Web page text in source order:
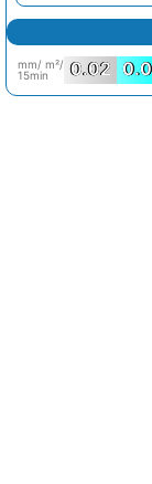
mm/ m²/
15min
0.02